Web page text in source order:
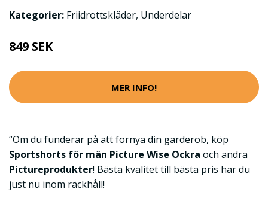
Kategorier: Friidrottskläder, Underdelar
849 SEK
MER INFO!
“Om du funderar på att förnya din garderob, köp
Sportshorts för män Picture Wise Ockra och andra
Pictureprodukter! Bästa kvalitet till bästa pris har du
just nu inom räckhåll!